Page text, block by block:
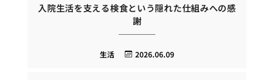
入院生活を支える検食という隠れた仕組みへの感
謝
2026.06.09
生活